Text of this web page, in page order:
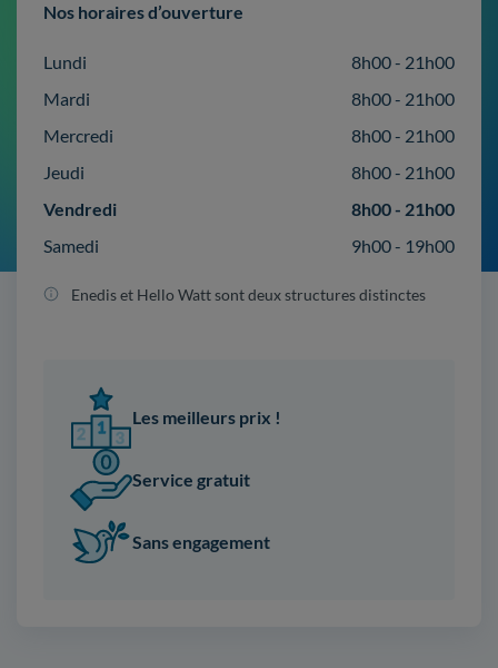
Nos horaires d’ouverture
Lundi
8h00 - 21h00
Mardi
8h00 - 21h00
Mercredi
8h00 - 21h00
Jeudi
8h00 - 21h00
Vendredi
8h00 - 21h00
Samedi
9h00 - 19h00
Enedis et Hello Watt sont deux structures distinctes
Les meilleurs prix !
Service gratuit
Sans engagement